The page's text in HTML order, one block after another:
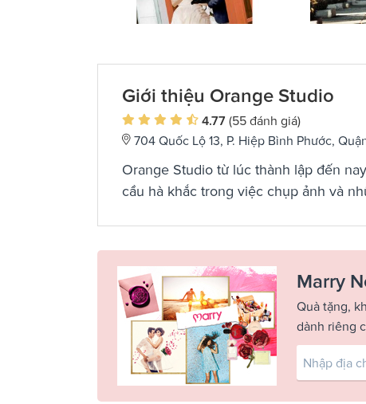
Giới thiệu Orange Studio
4.77 (55 đánh giá)
704 Quốc Lộ 13, P. Hiệp Bình Phước,
Orange Studio từ lúc thành lập đến
cầu hà khắc trong việc chụp ảnh và
Marry
Quà tặng,
dành riêng